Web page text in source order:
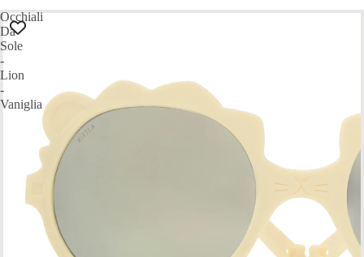
Occhiali
Da
Sole
-
Lion
-
Vaniglia